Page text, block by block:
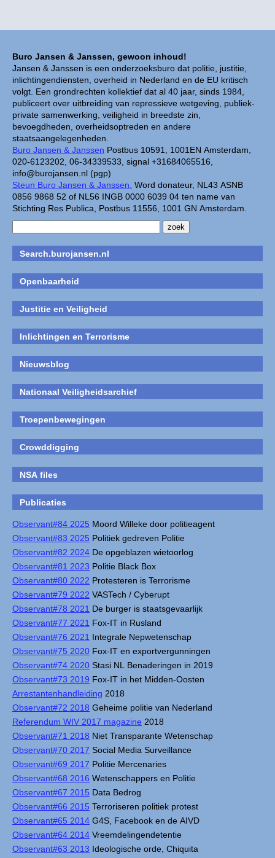
Buro Jansen & Janssen, gewoon inhoud!
Jansen & Janssen is een onderzoeksburo dat politie, justitie,
inlichtingendiensten, overheid in Nederland en de EU kritisch
volgt. Een grondrechten kollektief dat al 40 jaar, sinds 1984,
publiceert over uitbreiding van repressieve wetgeving, publiek-
private samenwerking, veiligheid in breedste zin,
bevoegdheden, overheidsoptreden en andere
staatsaangelegenheden.
Buro Jansen & Janssen Postbus 10591, 1001EN Amsterdam,
020-6123202, 06-34339533, signal +31684065516,
info@burojansen.nl (pgp)
Steun Buro Jansen & Janssen. Word donateur, NL43 ASNB
0856 9868 52 of NL56 INGB 0000 6039 04 ten name van
Stichting Res Publica, Postbus 11556, 1001 GN Amsterdam.
Search.burojansen.nl
Openbaarheid
Justitie en Veiligheid
Inlichtingen en Terrorisme
Nieuwsblog
Nationaal Veiligheidsarchief
Troepenbewegingen
Crowddigging
NSA files
Publicaties
Observant#84 2025 Moord Willeke door politieagent
Observant#83 2025 Politiek gedreven Politie
Observant#82 2024 De opgeblazen wietoorlog
Observant#81 2023 Politie Black Box
Observant#80 2022 Protesteren is Terrorisme
Observant#79 2022 VASTech / Cyberupt
Observant#78 2021 De burger is staatsgevaarlijk
Observant#77 2021 Fox-IT in Rusland
Observant#76 2021 Integrale Nepwetenschap
Observant#75 2020 Fox-IT en exportvergunningen
Observant#74 2020 Stasi NL Benaderingen in 2019
Observant#73 2019 Fox-IT in het Midden-Oosten
Arrestantenhandleiding 2018
Observant#72 2018 Geheime politie van Nederland
Referendum WIV 2017 magazine 2018
Observant#71 2018 Niet Transparante Wetenschap
Observant#70 2017 Social Media Surveillance
Observant#69 2017 Politie Mercenaries
Observant#68 2016 Wetenschappers en Politie
Observant#67 2015 Data Bedrog
Observant#66 2015 Terroriseren politiek protest
Observant#65 2014 G4S, Facebook en de AIVD
Observant#64 2014 Vreemdelingendetentie
Observant#63 2013 Ideologische orde, Chiquita